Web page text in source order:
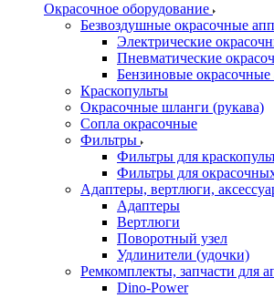
Окрасочное оборудование
Безвоздушные окрасочные
Электрические
Пневматические
Бензиновые окрасочные
Краскопульты
Окрасочные шланги (рукава)
Сопла окрасочные
Фильтры
Фильтры для
Фильтры для
Адаптеры, вертлюги,
Адаптеры
Вертлюги
Поворотный узел
Удлинители (удочки)
Ремкомплекты, запчасти для
Dino-Power